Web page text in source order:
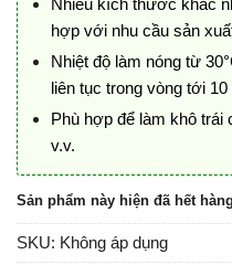
hợp với nhu cầu sản
Nhiệt độ làm nóng từ
liên tục trong vòng tới 10
Phù hợp để làm khô trái
v.v.
Sản phẩm này hiện đã hết
SKU: Không áp dụng